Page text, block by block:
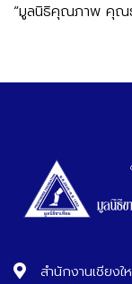
“มูลนิธิคุณภาพ คุณ
สำนักงานเชียง